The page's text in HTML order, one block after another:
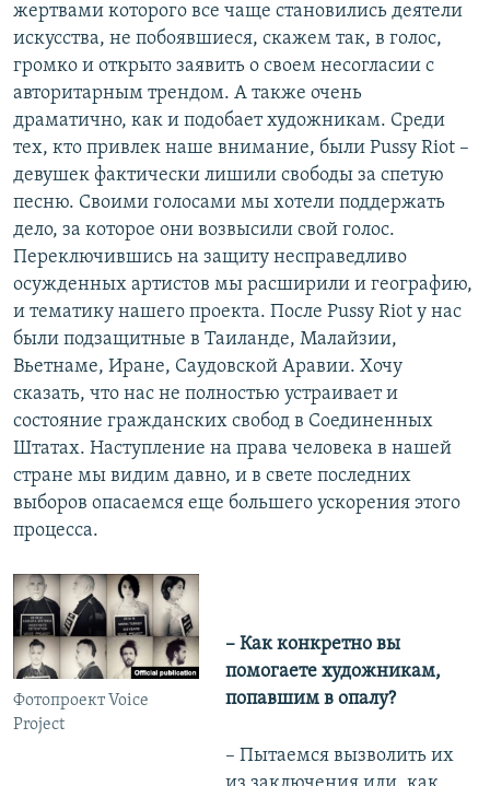
жертвами которого все чаще становились деятели
искусства, не побоявшиеся, скажем так, в голос,
громко и открыто заявить о своем несогласии с
авторитарным трендом. А также очень
драматично, как и подобает художникам. Среди
тех, кто привлек наше внимание, были Pussy Riot –
девушек фактически лишили свободы за спетую
песню. Своими голосами мы хотели поддержать
дело, за которое они возвысили свой голос.
Переключившись на защиту несправедливо
осужденных артистов мы расширили и географию,
и тематику нашего проекта. После Pussy Riot у нас
были подзащитные в Таиланде, Малайзии,
Вьетнаме, Иране, Саудовской Аравии. Хочу
сказать, что нас не полностью устраивает и
состояние гражданских свобод в Соединенных
Штатах. Наступление на права человека в нашей
стране мы видим давно, и в свете последних
выборов опасаемся еще большего ускорения этого
процесса.
Фотопроект Voice
Project
– Как конкретно вы
помогаете художникам,
попавшим в опалу?
– Пытаемся вызволить их